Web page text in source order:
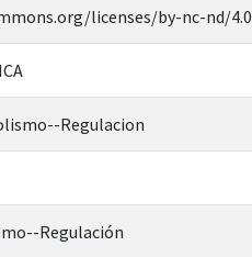
licenses/by-nc-nd/4.0
Regulacion
Regulación